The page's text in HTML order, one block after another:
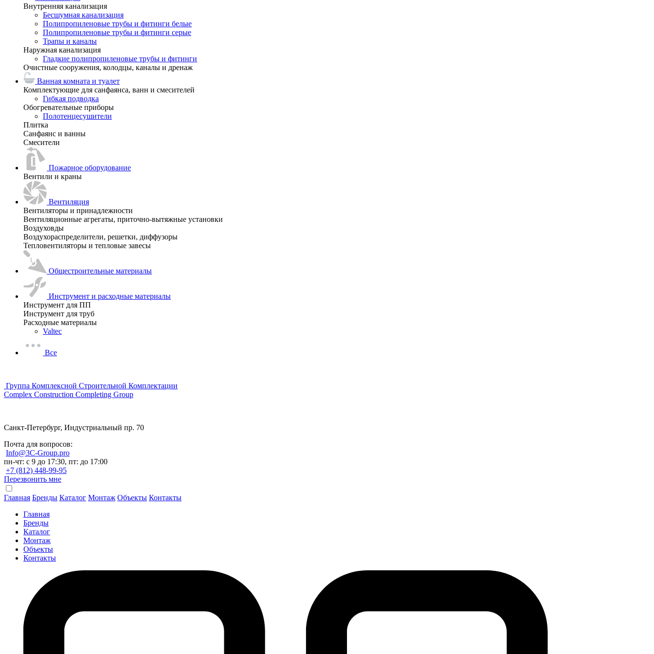
Внутренняя канализация
Бесшумная канализация
Полипропиленовые трубы и фитинги белые
Полипропиленовые трубы и фитинги серые
Трапы и каналы
Наружная канализация
Гладкие полипропиленовые трубы и фитинги
Очистные сооружения, колодцы, каналы и дренаж
Ванная комната и туалет
Комплектующие для санфаянса, ванн и смесителей
Гибкая подводка
Обогревательные приборы
Полотенцесушители
Плитка
Санфаянс и ванны
Смесители
Пожарное оборудование
Вентили и краны
Вентиляция
Вентиляторы и принадлежности
Вентиляционные агрегаты, приточно-вытяжные установки
Воздуховды
Воздухораспределители, решетки, диффузоры
Тепловентиляторы и тепловые завесы
Общестроительные материалы
Инструмент и расходные материалы
Инструмент для ПП
Инструмент для труб
Расходные материалы
Valtec
Все
Группа Комплексной Строительной Комплектации
Complex Construction Completing Group
Санкт-Петербург, Индустриальный пр. 70
Почта для вопросов:
Info@3C-Group.pro
пн-чт: с 9 до 17:30, пт: до 17:00
+7 (812) 448-99-95
Перезвонить мне
Главная Бренды Каталог Монтаж Объекты Контакты
Главная
Бренды
Каталог
Монтаж
Объекты
Контакты